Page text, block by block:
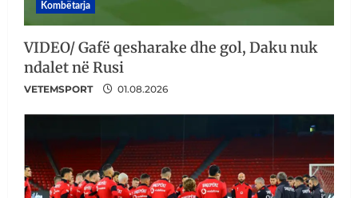
Kombëtarja
VIDEO/ Gafë qesharake dhe gol, Daku nuk
ndalet në Rusi
VETEMSPORT 01.08.2026